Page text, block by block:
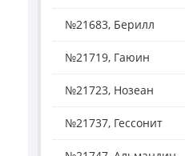
№21683, Берилл
№21719, Гаюин
№21723, Нозеан
№21737, Гессонит